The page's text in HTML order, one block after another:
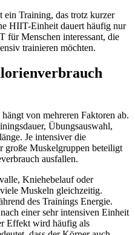
ein Training, das trotz kurzer
HIIT-Einheit dauert häufig nur
für Menschen interessant, die
trainieren möchten.
von mehreren Faktoren ab.
Übungsauswahl,
Je intensiver die
große Muskelgruppen beteiligt
ausfallen.
Kniehebelauf oder
Muskeln gleichzeitig.
des Trainings Energie.
einer sehr intensiven Einheit
Effekt wird häufig als